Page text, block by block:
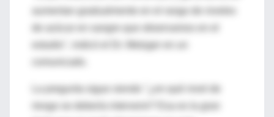
aumentan gradualmente en el rango de niveles
de azúcar en sangre que observamos en el
estudio", indicó el Dr. Metzger en un
La pregunta sigue siendo "¿en qué nivel de
riesgo se debería intervenir? Esa es la gran